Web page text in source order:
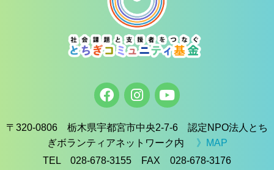
〒320-0806 栃木県宇都宮市中央2-7-6 認定NPO法人とち
ぎボランティアネットワーク内 》MAP
TEL 028-678-3155 FAX 028-678-3176